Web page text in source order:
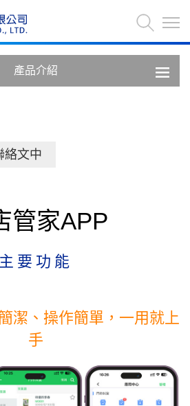
產品介紹
絡文中
管家APP
主要功能
潔、操作簡單，一用就上
手